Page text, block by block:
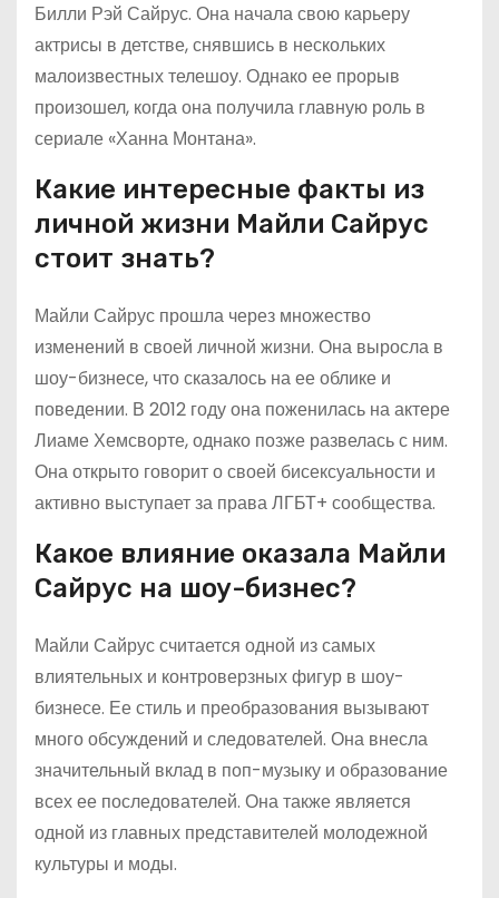
Билли Рэй Сайрус. Она начала свою карьеру
актрисы в детстве, снявшись в нескольких
малоизвестных телешоу. Однако ее прорыв
произошел, когда она получила главную роль в
сериале «Ханна Монтана».
Какие интересные факты из
личной жизни Майли Сайрус
стоит знать?
Майли Сайрус прошла через множество
изменений в своей личной жизни. Она выросла в
шоу-бизнесе, что сказалось на ее облике и
поведении. В 2012 году она поженилась на актере
Лиаме Хемсворте, однако позже развелась с ним.
Она открыто говорит о своей бисексуальности и
активно выступает за права ЛГБТ+ сообщества.
Какое влияние оказала Майли
Сайрус на шоу-бизнес?
Майли Сайрус считается одной из самых
влиятельных и контроверзных фигур в шоу-
бизнесе. Ее стиль и преобразования вызывают
много обсуждений и следователей. Она внесла
значительный вклад в поп-музыку и образование
всех ее последователей. Она также является
одной из главных представителей молодежной
культуры и моды.